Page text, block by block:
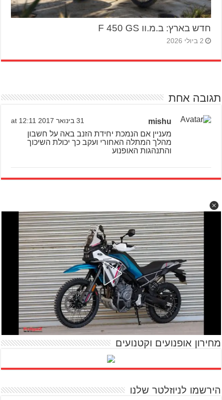
חדש בארץ: ב.מ.וו F 450 GS
2 ביולי 2026
תגובה אחת
mishu 31 בינואר 2017 at 12:11
מעניין אם הנמכת יחידת הזנב באה על חשבון
מהלך המתלה האחורי ועקב כך יכולת השיכוך
והתנהגות האופנוע
מחירון אופנועים וקטנועים
הירשמו לניוזלטר שלנו